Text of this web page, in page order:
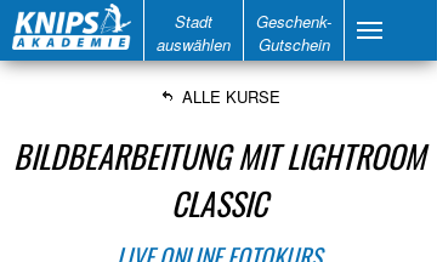
Stadt
auswählen
Geschenk-
Gutschein
ALLE KURSE
BILDBEARBEITUNG MIT LIGHTROOM
CLASSIC